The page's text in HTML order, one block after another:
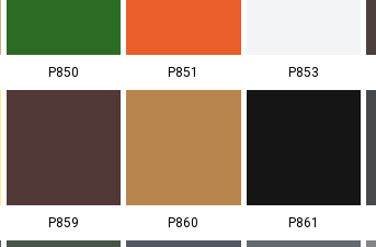
P850 P851 P853
P859 P860 P861